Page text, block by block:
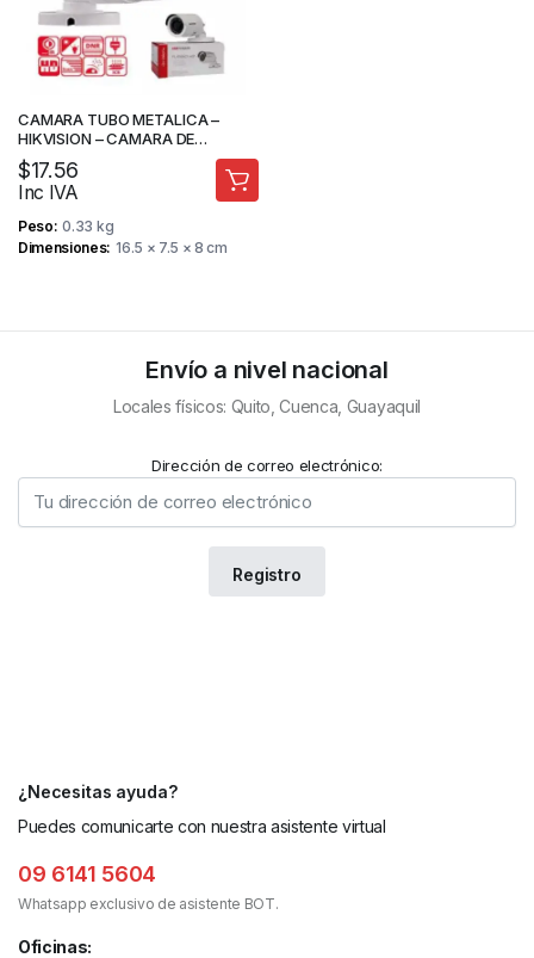
CAMARA TUBO METALICA –
HIKVISION – CAMARA DE
SEGURIDAD
$17.56
Inc IVA
Peso 0.33 kg
Dimensiones 16.5 × 7.5 × 8 cm
Envío a nivel nacional
Locales físicos: Quito, Cuenca, Guayaquil
Dirección de correo electrónico:
¿Necesitas ayuda?
Puedes comunicarte con nuestra asistente virtual
09 6141 5604
Whatsapp exclusivo de asistente BOT.
Oficinas: